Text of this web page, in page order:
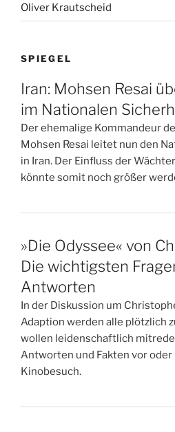
Oliver Krautscheid
SPIEGEL
Iran: Mohsen Resai
im Nationalen
Der ehemalige Kommandeur
Mohsen Resai leitet nun den
in Iran. Der Einfluss der
könnte somit noch größer
»Die Odyssee« von
Die wichtigsten
Antworten
In der Diskussion um
Adaption werden alle plötzlich
wollen leidenschaftlich
Antworten und Fakten vor oder
Kinobesuch.